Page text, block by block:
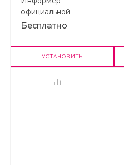
официальной
информации
Бесплатно
УСТАНОВИТЬ